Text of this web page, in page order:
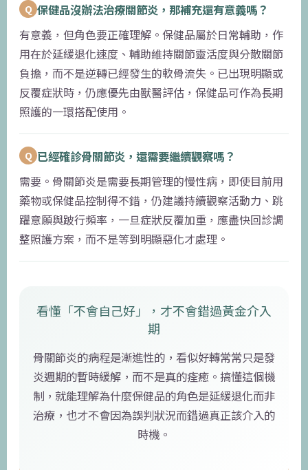
Q 保健品沒辦法治療關節炎，那補充還有意義嗎？
有意義，但角色要正確理解。保健品屬於日常輔助，作
用在於延緩退化速度、輔助維持關節靈活度與分散關節
負擔，而不是逆轉已經發生的軟骨流失。已出現明顯或
反覆症狀時，仍應優先由獸醫評估，保健品可作為長期
照護的一環搭配使用。
Q 已經確診骨關節炎，還需要繼續觀察嗎？
需要。骨關節炎是需要長期管理的慢性病，即使目前用
藥物或保健品控制得不錯，仍建議持續觀察活動力、跳
躍意願與跛行頻率，一旦症狀反覆加重，應盡快回診調
整照護方案，而不是等到明顯惡化才處理。
看懂「不會自己好」，才不會錯過黃金介入
期
骨關節炎的病程是漸進性的，看似好轉常常只是發
炎週期的暫時緩解，而不是真的痊癒。搞懂這個機
制，就能理解為什麼保健品的角色是延緩退化而非
治療，也才不會因為誤判狀況而錯過真正該介入的
時機。